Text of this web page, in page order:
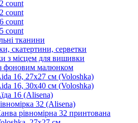
count
count
count
count
тканини
скатертини, серветки
з місцем для вишивки
фоновим малюнком
16, 27х27 см (Voloshka)
16, 30х40 см (Voloshka)
16 (Alisena)
32 (Alisena)
рівномірна 32 принтована